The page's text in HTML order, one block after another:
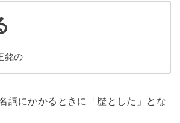
銘の
詞にかかるときに「歴とした」とな